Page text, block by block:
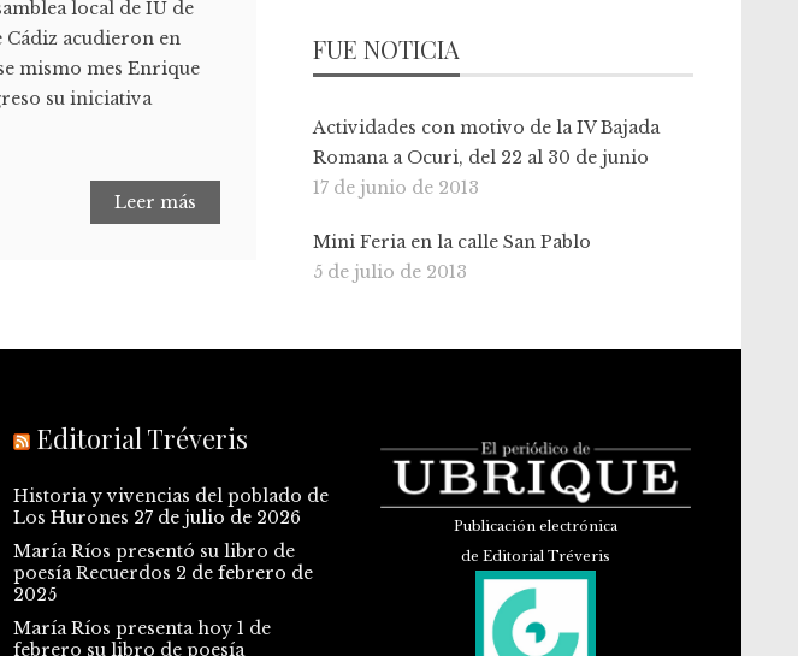
local de IU de
Cádiz acudieron en
mismo mes Enrique
su iniciativa
Leer más
FUE NOTICIA
Actividades con motivo de la IV Bajada
Romana a Ocuri, del 22 al 30 de junio
17 de junio de 2013
Mini Feria en la calle San Pablo
5 de julio de 2013
Editorial Tréveris
Historia y vivencias del poblado de
Los Hurones 27 de julio de 2026
María Ríos presentó su libro de
poesía Recuerdos 2 de febrero de
2025
María Ríos presenta hoy 1 de
febrero su libro de poesía
Publicación electrónica
de Editorial Tréveris